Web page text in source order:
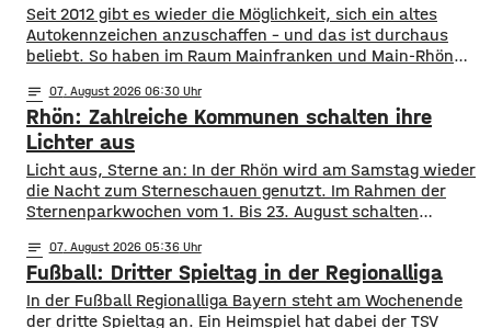
Seit 2012 gibt es wieder die Möglichkeit, sich ein altes
Autokennzeichen anzuschaffen – und das ist durchaus
beliebt. So haben im Raum Mainfranken und Main-Rhön
sind es mit rund 11.900 mit dem Kennzeichen OCH für den
Altlandkreis Ochsenfurt. Dahinter kommen EBN für Ebern
mit fast 8.800 und
notes 07. August 2026 06:30
Rhön: Zahlreiche Kommunen schalten ihre
Lichter aus
Licht aus, Sterne an: In der Rhön wird am Samstag wieder
die Nacht zum Sterneschauen genutzt. Im Rahmen der
Sternenparkwochen vom 1. Bis 23. August schalten
Grabfeld und Bad Kissingen ihre öffentliche Beleuchtung
teilweise oder komplett ab. Mit dabei sind unter anderem
Bad Neustadt, Hammelburg, Fladungen, Oberelsbach und
Wildflecken. Ziel ist
notes 07. August 2026 05:36
Fußball: Dritter Spieltag in der Regionalliga
In der Fußball Regionalliga Bayern steht am Wochenende
der dritte Spieltag an. Ein Heimspiel hat dabei der TSV